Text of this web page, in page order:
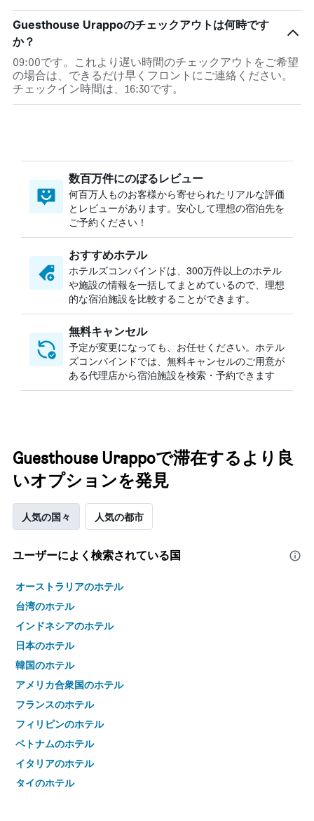
Guesthouse Urappoのチェックアウトは何時です
か？
09:00です。これより遅い時間のチェックアウトをご希望
の場合は、できるだけ早くフロントにご連絡ください。
チェックイン時間は、16:30です。
数百万件にのぼるレビュー
何百万人ものお客様から寄せられたリアルな評価
とレビューがあります。安心して理想の宿泊先を
ご予約ください！
おすすめホテル
ホテルズコンバインドは、300万件以上のホテル
や施設の情報を一括してまとめているので、理想
的な宿泊施設を比較することができます。
無料キャンセル
予定が変更になっても、お任せください。ホテル
ズコンバインドでは、無料キャンセルのご用意が
ある代理店から宿泊施設を検索・予約できます
Guesthouse Urappoで滞在するより良
いオプションを発見
人気の国々 人気の都市
ユーザーによく検索されている国
オーストラリアのホテル
台湾のホテル
インドネシアのホテル
日本のホテル
韓国のホテル
アメリカ合衆国のホテル
フランスのホテル
フィリピンのホテル
ベトナムのホテル
イタリアのホテル
タイのホテル